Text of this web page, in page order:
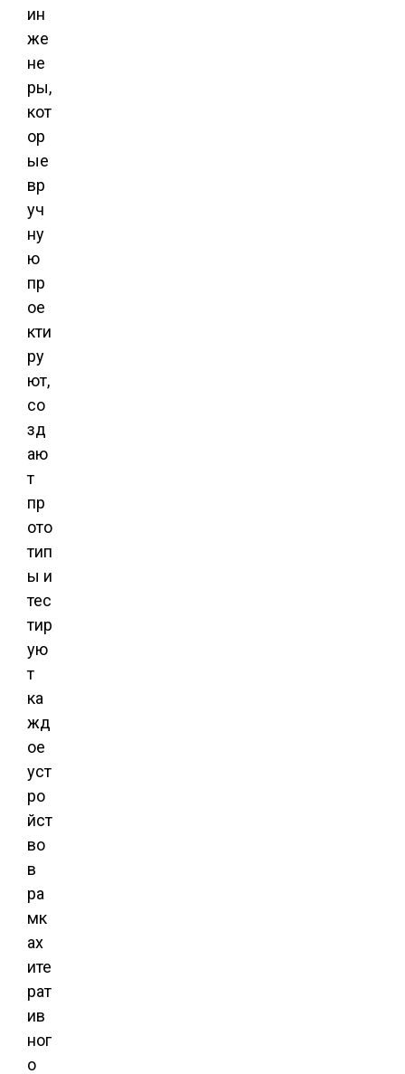
ин
же
не
ры,
кот
ор
ые
вр
уч
ну
ю
пр
ое
кти
ру
ют,
со
зд
аю
т
пр
ото
тип
ы и
тес
тир
ую
т
ка
жд
ое
уст
ро
йст
во
в
ра
мк
ах
ите
рат
ив
ног
о